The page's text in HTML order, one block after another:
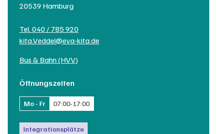
20539 Hamburg
Tel. 040 / 785 920
kita.Veddel@eva-kita.de
Bus & Bahn (HVV)
Öffnungszeiten
Mo - Fr 07:00-17:00
Integrationsplätze